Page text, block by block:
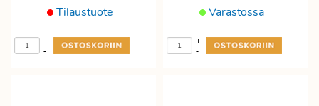
Tilaustuote
-
+
Varastossa
-
+